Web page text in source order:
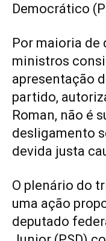
Democrático
Por maioria de
ministros
apresentação
partido,
Roman, não é
desligamento
devida justa
O plenário do
uma ação
deputado